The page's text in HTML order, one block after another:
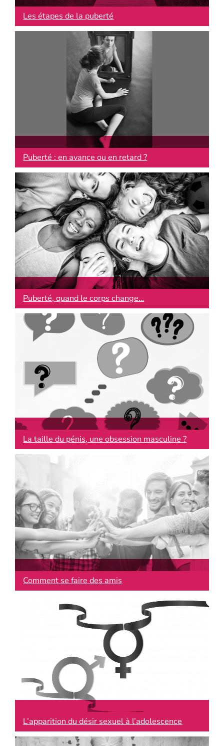
Les étapes de la puberté
Puberté : en avance ou en retard ?
Puberté, quand le corps change…
La taille du pénis, une obsession masculine ?
Comment se faire des amis
L’apparition du désir sexuel à l’adolescence